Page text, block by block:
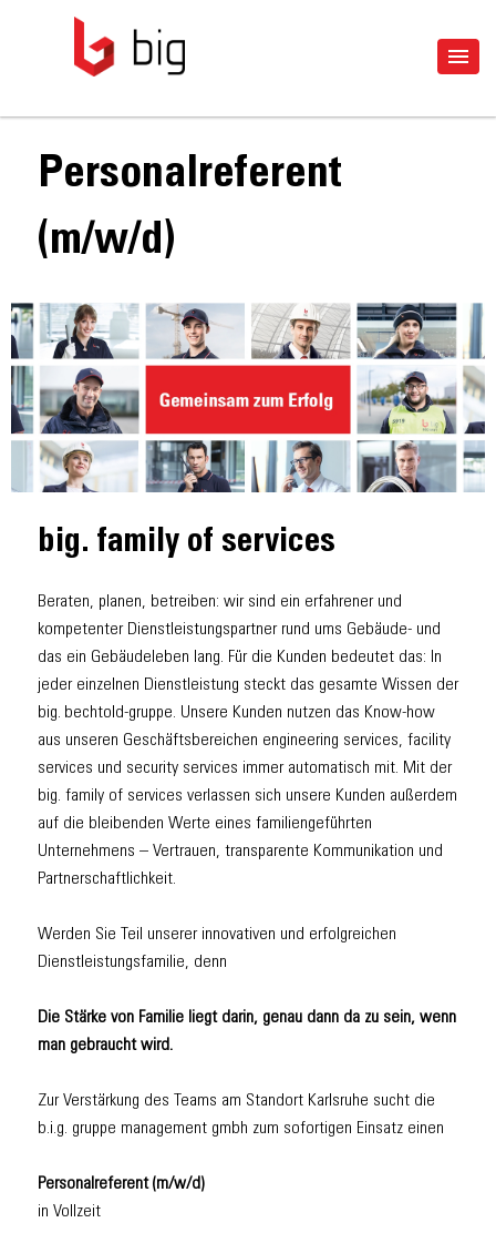
Personalreferent
(m/w/d)
big. family of services
Beraten, planen, betreiben: wir sind ein erfahrener und
kompetenter Dienstleistungspartner rund ums Gebäude- und
das ein Gebäudeleben lang. Für die Kunden bedeutet das: In
jeder einzelnen Dienstleistung steckt das gesamte Wissen der
big. bechtold-gruppe. Unsere Kunden nutzen das Know-how
aus unseren Geschäftsbereichen engineering services, facility
services und security services immer automatisch mit. Mit der
big. family of services verlassen sich unsere Kunden außerdem
auf die bleibenden Werte eines familiengeführten
Unternehmens – Vertrauen, transparente Kommunikation und
Partnerschaftlichkeit.
Werden Sie Teil unserer innovativen und erfolgreichen
Dienstleistungsfamilie, denn
Die Stärke von Familie liegt darin, genau dann da zu sein, wenn
man gebraucht wird.
Zur Verstärkung des Teams am Standort Karlsruhe sucht die
b.i.g. gruppe management gmbh zum sofortigen Einsatz einen
Personalreferent (m/w/d)
in Vollzeit